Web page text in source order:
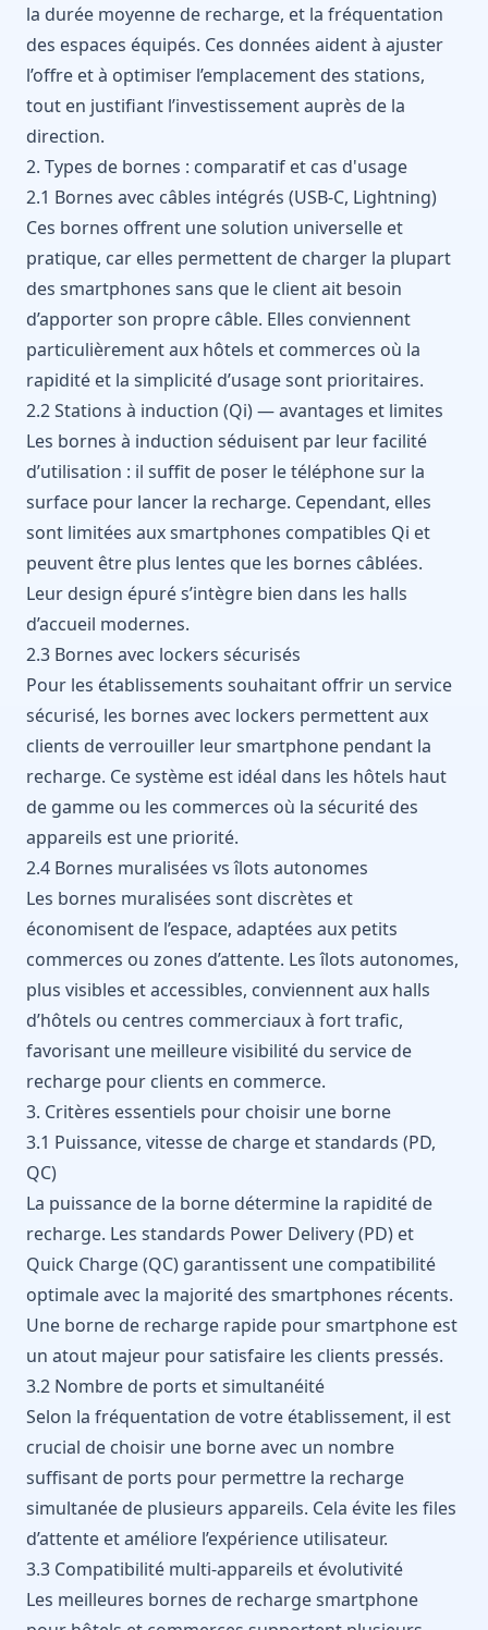
la durée moyenne de recharge, et la fréquentation
des espaces équipés. Ces données aident à ajuster
l’offre et à optimiser l’emplacement des stations,
tout en justifiant l’investissement auprès de la
direction.
2. Types de bornes : comparatif et cas d'usage
2.1 Bornes avec câbles intégrés (USB-C, Lightning)
Ces bornes offrent une solution universelle et
pratique, car elles permettent de charger la plupart
des smartphones sans que le client ait besoin
d’apporter son propre câble. Elles conviennent
particulièrement aux hôtels et commerces où la
rapidité et la simplicité d’usage sont prioritaires.
2.2 Stations à induction (Qi) — avantages et limites
Les bornes à induction séduisent par leur facilité
d’utilisation : il suffit de poser le téléphone sur la
surface pour lancer la recharge. Cependant, elles
sont limitées aux smartphones compatibles Qi et
peuvent être plus lentes que les bornes câblées.
Leur design épuré s’intègre bien dans les halls
d’accueil modernes.
2.3 Bornes avec lockers sécurisés
Pour les établissements souhaitant offrir un service
sécurisé, les bornes avec lockers permettent aux
clients de verrouiller leur smartphone pendant la
recharge. Ce système est idéal dans les hôtels haut
de gamme ou les commerces où la sécurité des
appareils est une priorité.
2.4 Bornes muralisées vs îlots autonomes
Les bornes muralisées sont discrètes et
économisent de l’espace, adaptées aux petits
commerces ou zones d’attente. Les îlots autonomes,
plus visibles et accessibles, conviennent aux halls
d’hôtels ou centres commerciaux à fort trafic,
favorisant une meilleure visibilité du service de
recharge pour clients en commerce.
3. Critères essentiels pour choisir une borne
3.1 Puissance, vitesse de charge et standards (PD,
QC)
La puissance de la borne détermine la rapidité de
recharge. Les standards Power Delivery (PD) et
Quick Charge (QC) garantissent une compatibilité
optimale avec la majorité des smartphones récents.
Une borne de recharge rapide pour smartphone est
un atout majeur pour satisfaire les clients pressés.
3.2 Nombre de ports et simultanéité
Selon la fréquentation de votre établissement, il est
crucial de choisir une borne avec un nombre
suffisant de ports pour permettre la recharge
simultanée de plusieurs appareils. Cela évite les files
d’attente et améliore l’expérience utilisateur.
3.3 Compatibilité multi-appareils et évolutivité
Les meilleures bornes de recharge smartphone